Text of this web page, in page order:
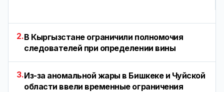
2.В Кыргызстане ограничили полномочия
следователей при определении вины
3.Из-за аномальной жары в Бишкеке и Чуйской
области ввели временные ограничения